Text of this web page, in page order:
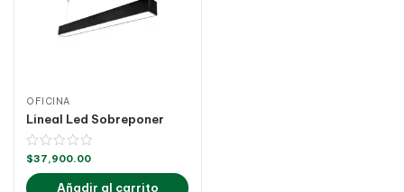
OFICINA
Lineal Led Sobreponer
$37,900.00
Añadir al carrito